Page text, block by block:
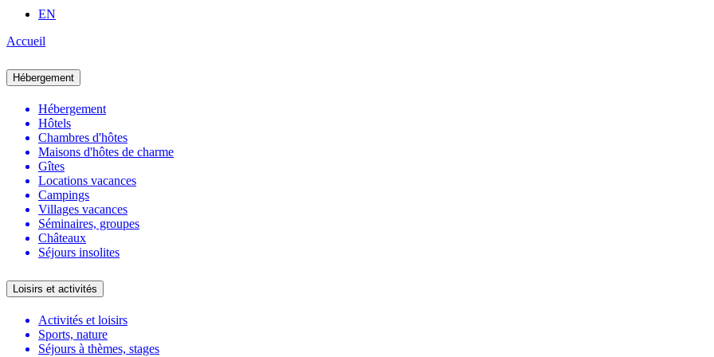
EN
Accueil
Hébergement
Hébergement
Hôtels
Chambres d'hôtes
Maisons d'hôtes de charme
Gîtes
Locations vacances
Campings
Villages vacances
Séminaires, groupes
Châteaux
Séjours insolites
Loisirs et activités
Activités et loisirs
Sports, nature
Séjours à thèmes, stages